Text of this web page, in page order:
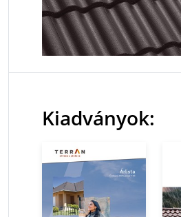
Kiadványok: